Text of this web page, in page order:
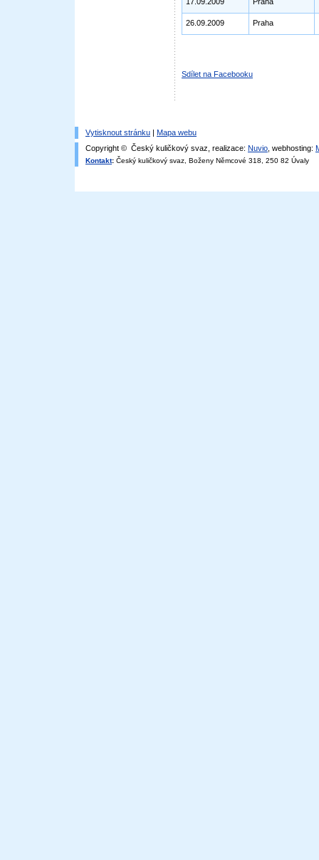
26.09.2009 Praha
Sdílet na Facebooku
Vytisknout stránku | Mapa webu
Copyright © Český kuličkový svaz, realizace: Nuvio , webhosting:
Kontakt: Český kuličkový svaz, Boženy Němcové 318, 250 82 Úvaly